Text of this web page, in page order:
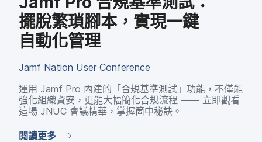
擺脫繁瑣​腳本，​實現​一鍵​
自動化​管理
Jamf Nation User Conference
運用 Jamf Pro 內建​的​「合規基準測試」​功能，​不僅​能​
強化​組織​資安，​更能​大幅​簡化合規流程 —— 立即​觀看​
這​場 JNUC 會議​精華，​掌握箇​中​秘訣。
閱讀​更多